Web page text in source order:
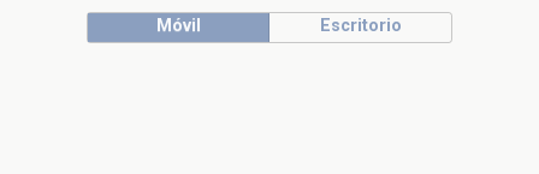
Móvil Escritorio